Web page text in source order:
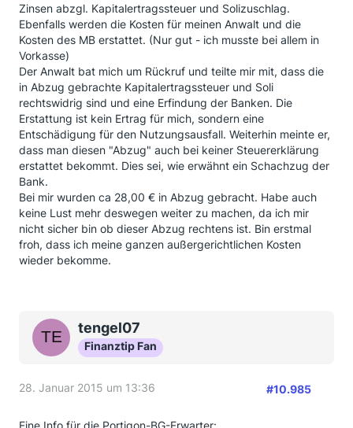
Zinsen abzgl. Kapitalertragssteuer und Solizuschlag.
Ebenfalls werden die Kosten für meinen Anwalt und die
Kosten des MB erstattet. (Nur gut - ich musste bei allem in
Vorkasse)
Der Anwalt bat mich um Rückruf und teilte mir mit, dass die
in Abzug gebrachte Kapitalertragssteuer und Soli
rechtswidrig sind und eine Erfindung der Banken. Die
Erstattung ist kein Ertrag für mich, sondern eine
Entschädigung für den Nutzungsausfall. Weiterhin meinte er,
dass man diesen "Abzug" auch bei keiner Steuererklärung
erstattet bekommt. Dies sei, wie erwähnt ein Schachzug der
Bank.
Bei mir wurden ca 28,00 € in Abzug gebracht. Habe auch
keine Lust mehr deswegen weiter zu machen, da ich mir
nicht sicher bin ob dieser Abzug rechtens ist. Bin erstmal
froh, dass ich meine ganzen außergerichtlichen Kosten
wieder bekomme.
tengel07
Finanztip Fan
28. Januar 2015 um 13:36 #10.985
Eine Info für die Portigon-BG-Erwarter: